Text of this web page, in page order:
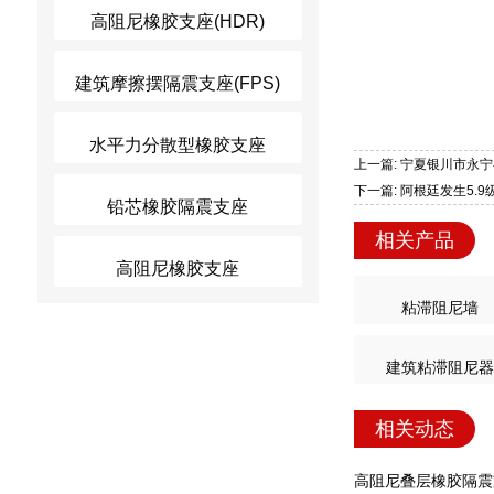
高阻尼橡胶支座(HDR)
建筑摩擦摆隔震支座(FPS)
水平力分散型橡胶支座
铅芯橡胶隔震支座
高阻尼橡胶支座
上一篇: 宁夏银川市永
下一篇: 阿根廷发生5.9
相关产品
粘滞阻尼墙
建筑粘滞阻尼器
相关动态